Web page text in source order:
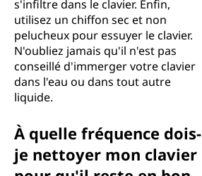
s'infiltre dans le clavier. Enfin,
utilisez un chiffon sec et non
pelucheux pour essuyer le clavier.
N'oubliez jamais qu'il n'est pas
conseillé d'immerger votre clavier
dans l'eau ou dans tout autre
liquide.
À quelle fréquence dois-
je nettoyer mon clavier